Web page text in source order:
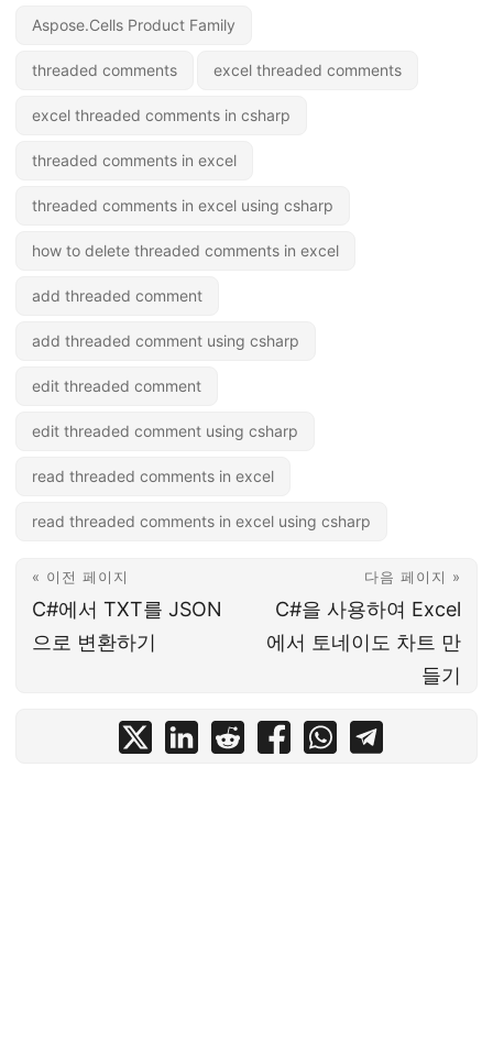
Aspose.Cells Product Family
threaded comments excel threaded comments
excel threaded comments in csharp
threaded comments in excel
threaded comments in excel using csharp
how to delete threaded comments in excel
add threaded comment
add threaded comment using csharp
edit threaded comment
edit threaded comment using csharp
read threaded comments in excel
read threaded comments in excel using csharp
« 이전 페이지
C#에서 TXT를 JSON
으로 변환하기
다음 페이지 »
C#을 사용하여 Excel
에서 토네이도 차트 만
들기